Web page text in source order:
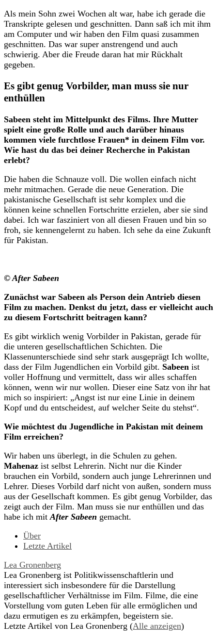
Als mein Sohn zwei Wochen alt war, habe ich gerade die
Transkripte gelesen und geschnitten. Dann saß ich mit ihm
am Computer und wir haben den Film quasi zusammen
geschnitten. Das war super anstrengend und auch
schwierig. Aber die Freude daran hat mir Rückhalt
gegeben.
Es gibt genug Vorbilder, man muss sie nur
enthüllen
Sabeen steht im Mittelpunkt des Films. Ihre Mutter
spielt eine große Rolle und auch darüber hinaus
kommen viele furchtlose Frauen* in deinem Film vor.
Wie hast du das bei deiner Recherche in Pakistan
erlebt?
Die haben die Schnauze voll. Die wollen einfach nicht
mehr mitmachen. Gerade die neue Generation. Die
pakistanische Gesellschaft ist sehr komplex und die
können keine schnellen Fortschritte erzielen, aber sie sind
dabei. Ich war fasziniert von all diesen Frauen und bin so
froh, sie kennengelernt zu haben. Ich sehe da eine Zukunft
für Pakistan.
© After Sabeen
Zunächst war Sabeen als Person dein Antrieb diesen
Film zu machen. Denkst du jetzt, dass er vielleicht auch
zu diesem Fortschritt beitragen kann?
Es gibt wirklich wenig Vorbilder in Pakistan, gerade für
die unteren gesellschaftlichen Schichten. Die
Klassenunterschiede sind sehr stark ausgeprägt Ich wollte,
dass der Film Jugendlichen ein Vorbild gibt. Sabeen ist
voller Hoffnung und vermittelt, dass wir alles schaffen
können, wenn wir nur wollen. Dieser eine Satz von ihr hat
mich so inspiriert: „Angst ist nur eine Linie in deinem
Kopf und du entscheidest, auf welcher Seite du stehst“.
Wie möchtest du Jugendliche in Pakistan mit deinem
Film erreichen?
Wir haben uns überlegt, in die Schulen zu gehen.
Mahenaz ist selbst Lehrerin. Nicht nur die Kinder
brauchen ein Vorbild, sondern auch junge Lehrerinnen und
Lehrer. Dieses Vorbild darf nicht von außen, sondern muss
aus der Gesellschaft kommen. Es gibt genug Vorbilder, das
zeigt auch der Film. Man muss sie nur enthüllen und das
habe ich mit After Sabeen gemacht.
Über
Letzte Artikel
Lea Gronenberg
Lea Gronenberg ist Politikwissenschaftlerin und
interessiert sich insbesondere für die Darstellung
gesellschaftlicher Verhältnisse im Film. Filme, die eine
Vorstellung vom guten Leben für alle ermöglichen und
dazu ermutigen es zu erkämpfen, begeistern sie.
Letzte Artikel von Lea Gronenberg (Alle anzeigen)